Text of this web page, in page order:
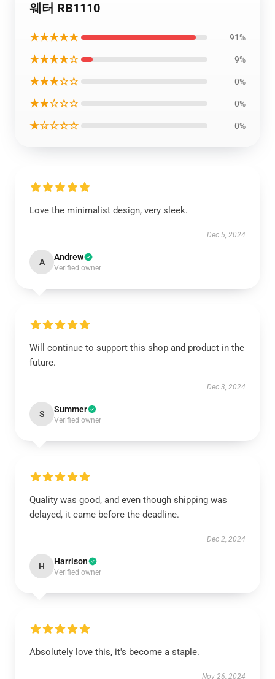
웨터 RB1110
★★★★★ 91%
★★★★☆ 9%
★★★☆☆ 0%
★★☆☆☆ 0%
★☆☆☆☆ 0%
Love the minimalist design, very sleek.
Dec 5, 2024
A Andrew
Verified owner
Will continue to support this shop and product in the
future.
Dec 3, 2024
S Summer
Verified owner
Quality was good, and even though shipping was
delayed, it came before the deadline.
Dec 2, 2024
H Harrison
Verified owner
Absolutely love this, it's become a staple.
Nov 26, 2024